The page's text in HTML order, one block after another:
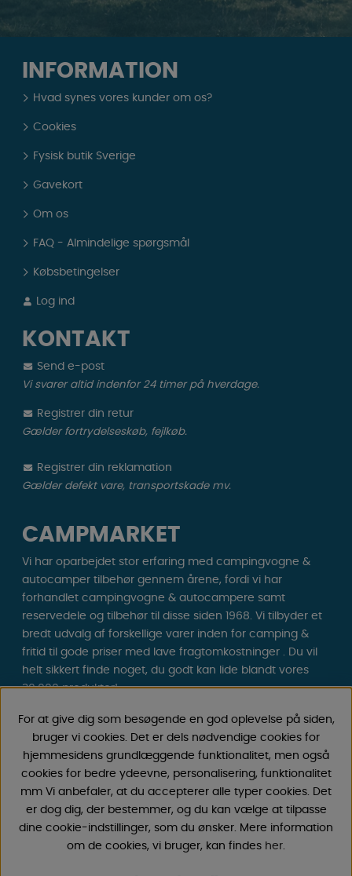
INFORMATION
Hvad synes vores kunder om os?
Cookies
Fysisk butik Sverige
Gavekort
Om os
FAQ - Almindelige spørgsmål
Købsbetingelser
Log ind
KONTAKT
Send e-post
Vi svarer altid indenfor 24 timer på hverdage.
Registrer din retur
Gælder fortrydelseskøb, fejlkøb.
Registrer din reklamation
Gælder defekt vare, transportskade mv.
CAMPMARKET
Vi har oparbejdet stor erfaring med campingvogne &
autocamper tilbehør gennem årene, fordi vi har
forhandlet campingvogne & autocampere samt
reservedele og tilbehør til disse siden 1968. Vi tilbyder et
bredt udvalg af forskellige varer inden for camping &
fritid til gode priser med lave fragtomkostninger . Du vil
helt sikkert finde noget, du godt kan lide blandt vores
30.000 produkter!
Følg os på Facebook og Instagram for inspiration,
nyheder og eksklusive tilbud. Campinglivet begynder
hos os!
For at give dig som besøgende en god oplevelse på siden,
bruger vi cookies. Det er dels nødvendige cookies for
hjemmesidens grundlæggende funktionalitet, men også
cookies for bedre ydeevne, personalisering, funktionalitet
mm Vi anbefaler, at du accepterer alle typer cookies. Det
er dog dig, der bestemmer, og du kan vælge at tilpasse
dine cookie-indstillinger, som du ønsker. Mere information
om de cookies, vi bruger, kan findes her.